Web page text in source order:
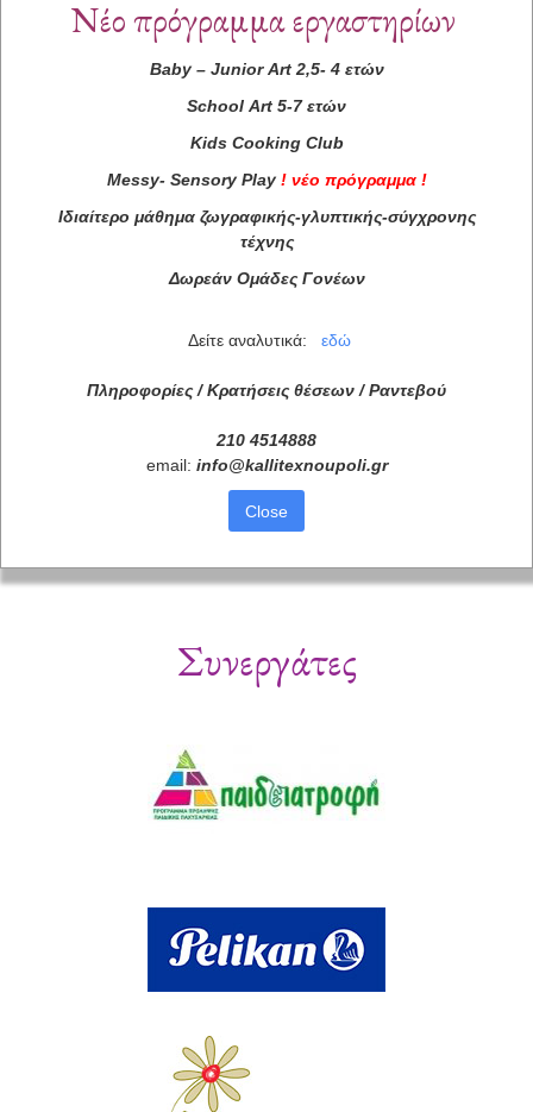
Συνεργάτες
Νέο πρόγραμμα εργαστηρίων
Baby– Junior Art2,5- 4 ετών
School Art 5-7 ετών
Kids Cooking Club
Messy- Sensory Play ! νέο πρόγραμμα !
Ιδιαίτερο μάθημα ζωγραφικής-γλυπτικής-σύγχρονης
τέχνης
Δωρεάν Ομάδες Γονέων
Δείτε αναλυτικά: εδώ
Πληροφορίες / Κρατήσεις θέσεων / Ραντεβού
210 4514888
email: info@kallitexnoupoli.gr
Close